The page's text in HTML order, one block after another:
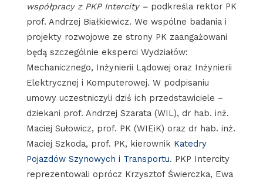
współpracy z PKP Intercity –podkreśla rektor PK
prof. Andrzej Białkiewicz. We wspólne badania i
projekty rozwojowe ze strony PK zaangażowani
będą szczególnie eksperci Wydziałów:
Mechanicznego, Inżynierii Lądowej oraz Inżynierii
Elektrycznej i Komputerowej. W podpisaniu
umowy uczestniczyli dziś ich przedstawiciele –
dziekani prof. Andrzej Szarata (WIL), dr hab. inż.
Maciej Sułowicz, prof. PK (WIEiK) oraz dr hab. inż.
Maciej Szkoda, prof. PK, kierownik Katedry
Pojazdów Szynowych i Transportu. PKP Intercity
reprezentowali oprócz Krzysztof Świerczka, Ewa